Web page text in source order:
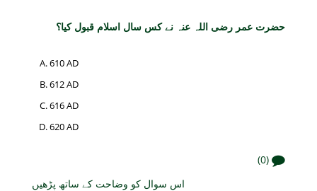
حضرت عمر رضی اللہ عنہ نے کس سال اسلام قبول کیا؟
610 AD
612 AD
616 AD
620 AD
(0)
اس سوال کو وضاحت کے ساتھ پڑھیں